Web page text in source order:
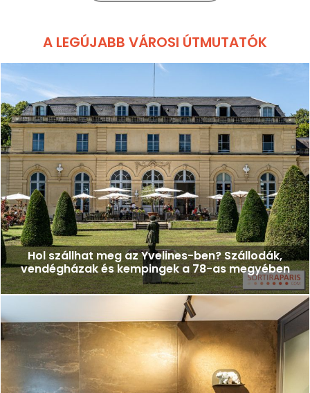
A LEGÚJABB VÁROSI ÚTMUTATÓK
Hol szállhat meg az Yvelines-ben? Szállodák,
vendégházak és kempingek a 78-as megyében